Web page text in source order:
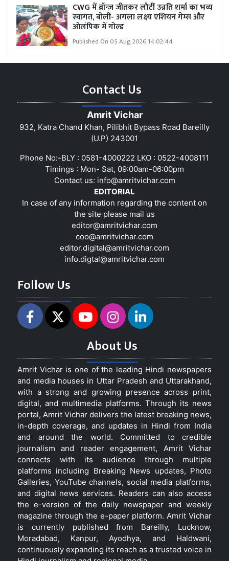
CWG में ब्रॉन्ज़ जीतकर लौटीं उन्नति शर्मा का भव्य
स्वागत, बोलीं- अगला लक्ष्य एशियन गेम्स और
ओलंपिक में गोल्ड
Published On 05 Aug 2026 14:02:44
Contact Us
Amrit Vichar
932, Katra Chand Khan, Pilibhit Bypass Road Bareilly
(U.P) 243001
Phone No:-BLY : 0581-4000222 LKO : 0522-4008111
Timings : Mon- Sat, 09:00am-06:00pm
Contact us: info@amritvichar.com
EDITORIAL
In case of any information regarding the content on
the site please mail us
editor@amritvichar.com
coo@amritvichar.com
editor.digital@amritvichar.com
info.digtal@amritvichar.com
Follow Us
About Us
Amrit Vichar is one of the leading Hindi newspapers
and media houses in Uttar Pradesh and Uttarakhand,
with a strong and growing presence across print,
digital, and multimedia platforms. Through its news
portal, Amrit Vichar delivers the latest breaking news,
in-depth coverage, and updates in Hindi from India
and around the world. Committed to credible
journalism and reader engagement, Amrit Vichar
connects with its audience through multiple
platforms including Breaking News updates, Photo
Galleries, YouTube channels, social media platforms,
and digital news services. Readers can also access
the e-version of the daily newspaper and weekly
magazine through the e-paper platform. Amrit Vichar
is currently published from Bareilly, Lucknow,
Moradabad, Kanpur, Ayodhya, and Haldwani,
continuously expanding its reach as a trusted voice in